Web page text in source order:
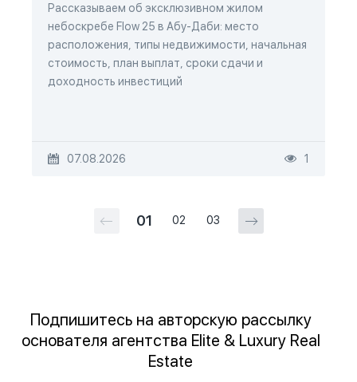
Рассказываем об эксклюзивном жилом
небоскребе Flow 25 в Абу-Даби: место
расположения, типы недвижимости, начальная
стоимость, план выплат, сроки сдачи и
доходность инвестиций
07.08.2026 1
01 02 03
Подпишитесь на авторскую рассылку
основателя агентства Elite & Luxury Real
Estate